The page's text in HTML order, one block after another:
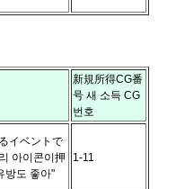
新規所得CG番
号 새 소득 CG
번호
イベントで
아이콘이押
방도 좋아"
1-11